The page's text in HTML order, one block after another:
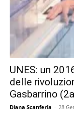
UNES: un
delle
Gasbarrino
Diana Scanferla - 28